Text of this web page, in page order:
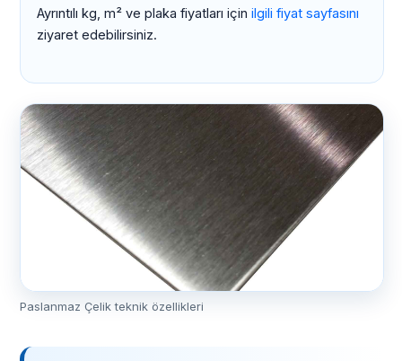
Ayrıntılı kg, m² ve plaka fiyatları için ilgili fiyat sayfasını
ziyaret edebilirsiniz.
Paslanmaz Çelik teknik özellikleri